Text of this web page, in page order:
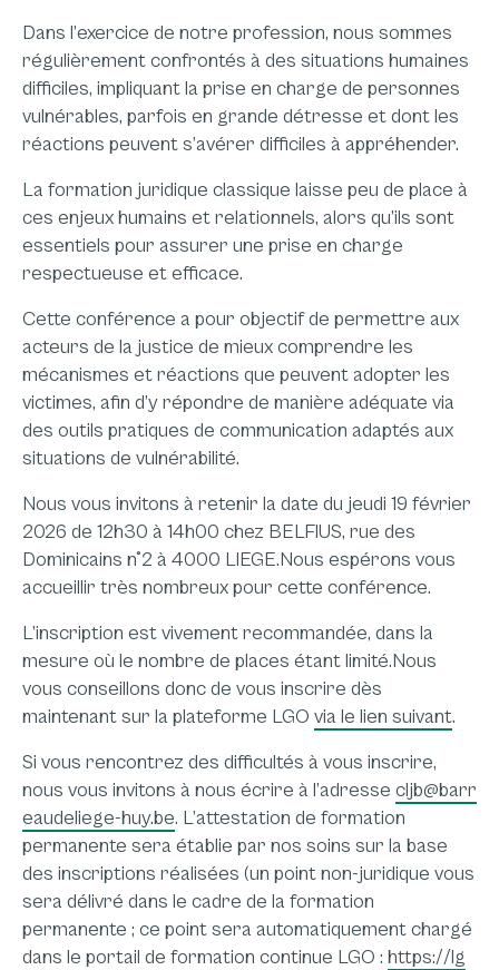
Dans l’exercice de notre profession, nous sommes
régulièrement confrontés à des situations humaines
difficiles, impliquant la prise en charge de personnes
vulnérables, parfois en grande détresse et dont les
réactions peuvent s’avérer difficiles à appréhender.
La formation juridique classique laisse peu de place à
ces enjeux humains et relationnels, alors qu’ils sont
essentiels pour assurer une prise en charge
respectueuse et efficace.
Cette conférence a pour objectif de permettre aux
acteurs de la justice de mieux comprendre les
mécanismes et réactions que peuvent adopter les
victimes, afin d’y répondre de manière adéquate via
des outils pratiques de communication adaptés aux
situations de vulnérabilité.
Nous vous invitons à retenir la date du jeudi 19 février
2026 de 12h30 à 14h00 chez BELFIUS, rue des
Dominicains n°2 à 4000 LIEGE.Nous espérons vous
accueillir très nombreux pour cette conférence.
L’inscription est vivement recommandée, dans la
mesure où le nombre de places étant limité.Nous
vous conseillons donc de vous inscrire dès
maintenant sur la plateforme LGO via le lien suivant.
Si vous rencontrez des difficultés à vous inscrire,
nous vous invitons à nous écrire à l’adresse cljb@barr
eaudeliege-huy.be. L’attestation de formation
permanente sera établie par nos soins sur la base
des inscriptions réalisées (un point non-juridique vous
sera délivré dans le cadre de la formation
permanente ; ce point sera automatiquement chargé
dans le portail de formation continue LGO : https://lg